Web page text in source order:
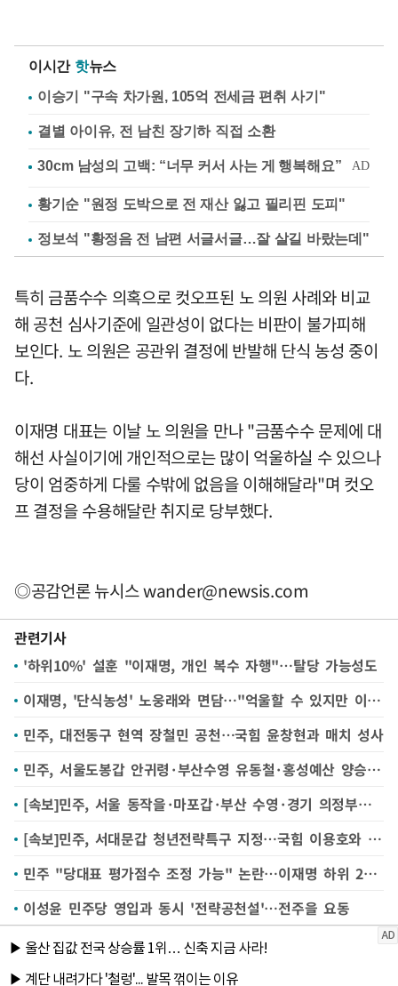
이시간 핫뉴스
이승기 "구속 차가원, 105억 전세금 편취 사기"
결별 아이유, 전 남친 장기하 직접 소환
황기순 "원정 도박으로 전 재산 잃고 필리핀 도피"
정보석 "황정음 전 남편 서글서글…잘 살길 바랐는데"
특히 금품수수 의혹으로 컷오프된 노 의원 사례와 비교
해 공천 심사기준에 일관성이 없다는 비판이 불가피해
보인다. 노 의원은 공관위 결정에 반발해 단식 농성 중이
다.
이재명 대표는 이날 노 의원을 만나 "금품수수 문제에 대
해선 사실이기에 개인적으로는 많이 억울하실 수 있으나
당이 엄중하게 다룰 수밖에 없음을 이해해달라"며 컷오
프 결정을 수용해달란 취지로 당부했다.
◎공감언론 뉴시스wander@newsis.com
관련기사
'하위10%' 설훈 "이재명, 개인 복수 자행"…탈당 가능성도
이재명, '단식농성' 노웅래와 면담…"억울할 수 있지만 이해 부탁"
민주, 대전동구 현역 장철민 공천…국힘 윤창현과 매치 성사
민주, 서울도봉갑 안귀령·부산수영 유동철·홍성예산 양승조 전략공천(1보)
[속보]민주, 서울 동작을·마포갑·부산 수영·경기 의정부을·광명을·충남 홍성예산 전략지역 지정
[속보]민주, 서대문갑 청년전략특구 지정…국힘 이용호와 대결
민주 "당대표 평가점수 조정 가능" 논란…이재명 하위 20% 우려 관측
이성윤 민주당 영입과 동시 '전략공천설'…전주을 요동